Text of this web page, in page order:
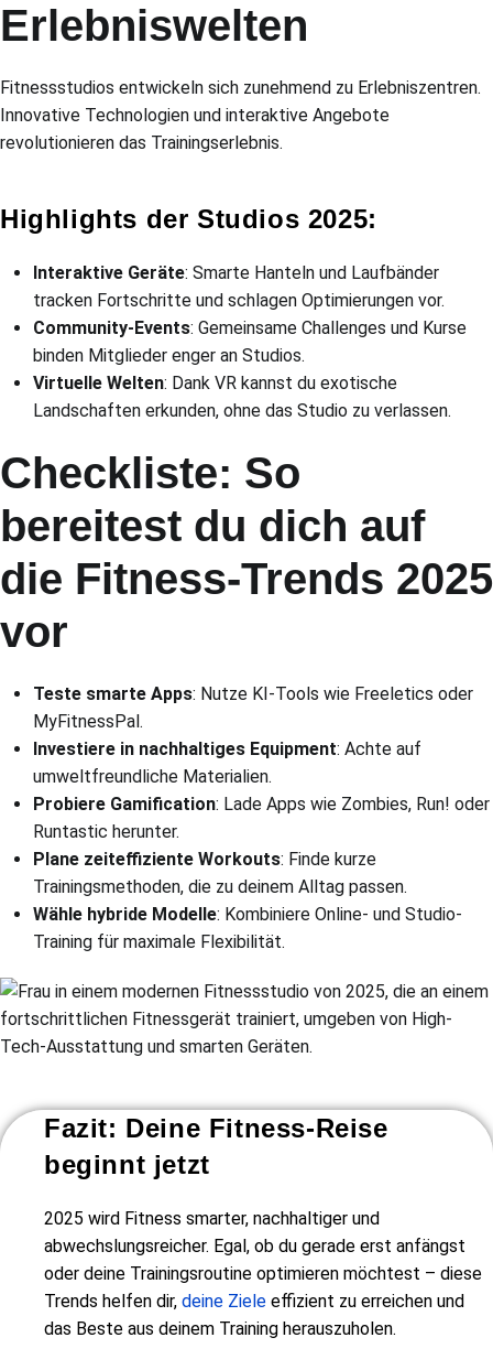
Erlebniswelten
Fitnessstudios entwickeln sich zunehmend zu Erlebniszentren.
Innovative Technologien und interaktive Angebote
revolutionieren das Trainingserlebnis.
Highlights der Studios 2025:
Interaktive Geräte: Smarte Hanteln und Laufbänder
tracken Fortschritte und schlagen Optimierungen vor.
Community-Events: Gemeinsame Challenges und Kurse
binden Mitglieder enger an Studios.
Virtuelle Welten: Dank VR kannst du exotische
Landschaften erkunden, ohne das Studio zu verlassen.
Checkliste: So
bereitest du dich auf
die Fitness-Trends 2025
vor
Teste smarte Apps: Nutze KI-Tools wie Freeletics oder
MyFitnessPal.
Investiere in nachhaltiges Equipment: Achte auf
umweltfreundliche Materialien.
Probiere Gamification: Lade Apps wie Zombies, Run! oder
Runtastic herunter.
Plane zeiteffiziente Workouts: Finde kurze
Trainingsmethoden, die zu deinem Alltag passen.
Wähle hybride Modelle: Kombiniere Online- und Studio-
Training für maximale Flexibilität.
Fazit: Deine Fitness-Reise
beginnt jetzt
2025 wird Fitness smarter, nachhaltiger und
abwechslungsreicher. Egal, ob du gerade erst anfängst
oder deine Trainingsroutine optimieren möchtest – diese
Trends helfen dir, deine Ziele effizient zu erreichen und
das Beste aus deinem Training herauszuholen.